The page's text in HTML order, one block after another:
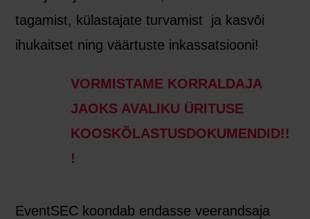
tagamist, külastajate turvamist ja kasvõi
ihukaitset ning väärtuste inkassatsiooni!
VORMISTAME KORRALDAJA
JAOKS AVALIKU ÜRITUSE
KOOSKÕLASTUSDOKUMENDID!!
!
EventSEC koondab endasse veerandsaja